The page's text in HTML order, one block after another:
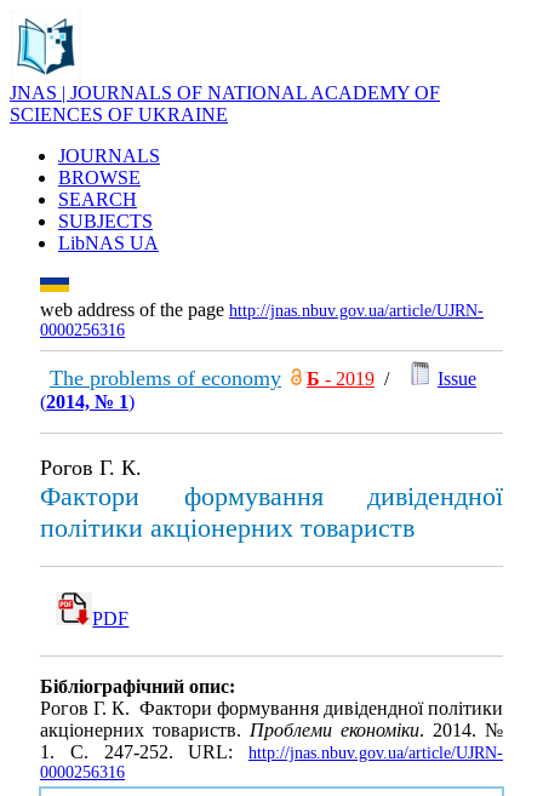
JNAS | JOURNALS OF NATIONAL ACADEMY OF
SCIENCES OF UKRAINE
JOURNALS
BROWSE
SEARCH
SUBJECTS
LibNAS UA
web address of the page http://jnas.nbuv.gov.ua/article/UJRN-
0000256316
The problems of economy Б - 2019 /
Issue
(2014, № 1)
Рогов Г. К.
Фактори формування дивідендної
політики акціонерних товариств
PDF
Бібліографічний опис:
Рогов Г. К. Фактори формування дивідендної політики
акціонерних товариств. Проблеми економіки. 2014. №
1. С. 247-252. URL: http://jnas.nbuv.gov.ua/article/UJRN-
0000256316